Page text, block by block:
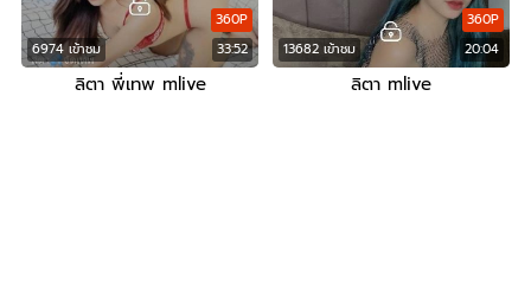
6974 เข้าชม 33:52
360P
ลิตา พี่เทพ mlive
13682 เข้าชม 20:04
360P
ลิตา mlive